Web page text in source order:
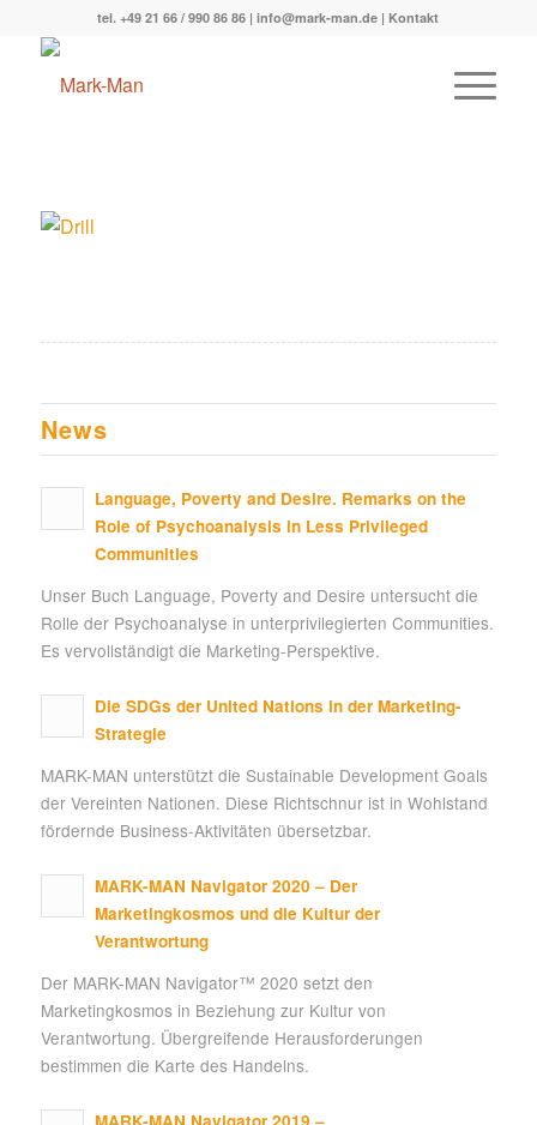
tel. +49 21 66 / 990 86 86 |info@mark-man.de | Kontakt
News
Language, Poverty and Desire. Remarks on the
Role of Psychoanalysis in Less Privileged
Communities
Unser Buch Language, Poverty and Desire untersucht die
Rolle der Psychoanalyse in unterprivilegierten Communities.
Es vervollständigt die Marketing-Perspektive.
Die SDGs der United Nations in der Marketing-
Strategie
MARK-MAN unterstützt die Sustainable Development Goals
der Vereinten Nationen. Diese Richtschnur ist in Wohlstand
fördernde Business-Aktivitäten übersetzbar.
MARK-MAN Navigator 2020 – Der
Marketingkosmos und die Kultur der
Verantwortung
Der MARK-MAN Navigator™ 2020 setzt den
Marketingkosmos in Beziehung zur Kultur von
Verantwortung. Übergreifende Herausforderungen
bestimmen die Karte des Handelns.